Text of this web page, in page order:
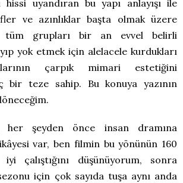
hissi uyandıran bu yapı anlayışı ile
ve azınlıklar başta olmak üzere
grupları bir an evvel belirli
yok etmek için alelacele kurdukları
çarpık mimari estetiğini
bir teze sahip. Bu konuya yazının
her şeyden önce insan dramına
var, ben filmin bu yönünün 160
çalıştığını düşünüyorum, sonra
için çok sayıda tuşa aynı anda